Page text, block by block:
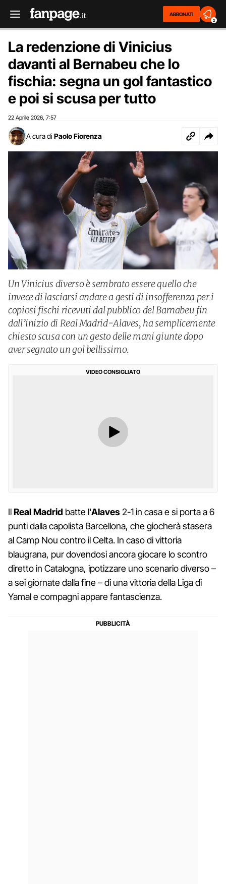
ABBONATI
2
La redenzione di Vinicius
davanti al Bernabeu che lo
fischia: segna un gol fantastico
e poi si scusa per tutto
22 Aprile 2026 7:57
A cura di Paolo Fiorenza
Un Vinicius diverso è sembrato essere quello che
invece di lasciarsi andare a gesti di insofferenza per i
copiosi fischi ricevuti dal pubblico del Barnabeu fin
dall’inizio di Real Madrid-Alaves, ha semplicemente
chiesto scusa con un gesto delle mani giunte dopo
aver segnato un gol bellissimo.
VIDEO CONSIGLIATO
IlReal Madrid batte l'Alaves 2-1 in casa e si porta a 6
punti dalla capolista Barcellona, che giocherà stasera
al Camp Nou contro il Celta. In caso di vittoria
blaugrana, pur dovendosi ancora giocare lo scontro
diretto in Catalogna, ipotizzare uno scenario diverso –
a sei giornate dalla fine – di una vittoria della Liga di
Yamal e compagni appare fantascienza.